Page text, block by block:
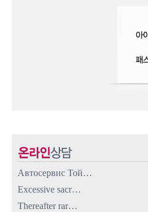
Автосервис Той…
Excessive sacr…
Thereafter rar…